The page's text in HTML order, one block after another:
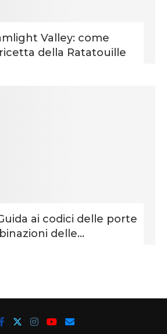
Valley: come
della Ratatouille
ai codici delle porte
delle...